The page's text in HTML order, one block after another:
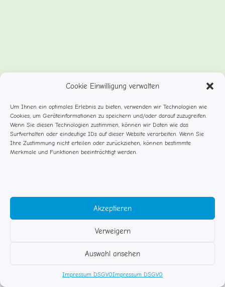
Cookie Einwilligung verwalten
Um Ihnen ein optimales Erlebnis zu bieten, verwenden wir Technologien wie
Cookies, um Geräteinformationen zu speichern und/oder darauf zuzugreifen.
Wenn Sie diesen Technologien zustimmen, können wir Daten wie das
Surfverhalten oder eindeutige IDs auf dieser Website verarbeiten. Wenn Sie
Ihre Zustimmung nicht erteilen oder zurückziehen, können bestimmte
Merkmale und Funktionen beeinträchtigt werden.
Akzeptieren
Verweigern
Auswahl ansehen
Impressum DSGVOImpressum DSGVO
© Studentenflöhe Rosenheim
Impressum DSGVO
Kontakt